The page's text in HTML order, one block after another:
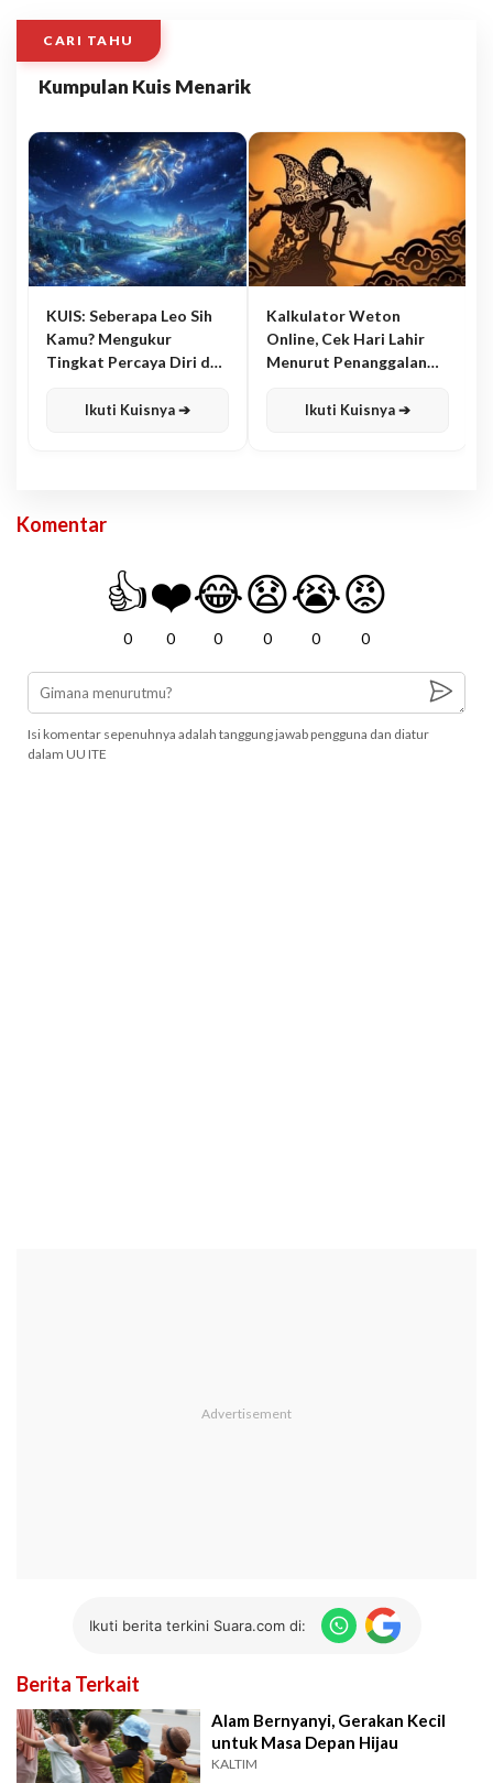
CARI TAHU
Kumpulan Kuis Menarik
KUIS: Seberapa Leo Sih
Kamu? Mengukur
Tingkat Percaya Diri dan
Ikuti Kuisnya ➔
Kalkulator Weton
Online, Cek Hari Lahir
Menurut Penanggalan
Ikuti Kuisnya ➔
Komentar
👍
0
❤️
0
😂
0
😧
0
😭
0
😡
0
Isi komentar sepenuhnya adalah tanggung jawab pengguna dan diatur
dalam UU ITE
Ikuti berita terkini Suara.com di:
Berita Terkait
Alam Bernyanyi, Gerakan Kecil
untuk Masa Depan Hijau
KALTIM